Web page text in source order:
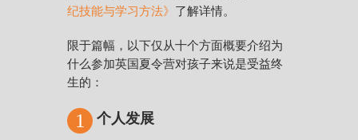
纪技能与学习方法》 了解详情。
限于篇幅，以下仅从十个方面概要介绍为
什么参加英国夏令营对孩子来说是受益终
生的：
1 个人发展